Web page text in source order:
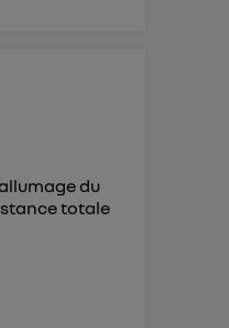
du
totale